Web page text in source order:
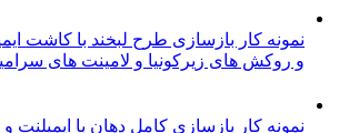
کار بازسازی طرح لبخند با کاشت ایمپلنت
روکش های زیرکونیا و لامینت های سرامیکی
کار بازسازی کامل دهان با ایمپلنت و روکش